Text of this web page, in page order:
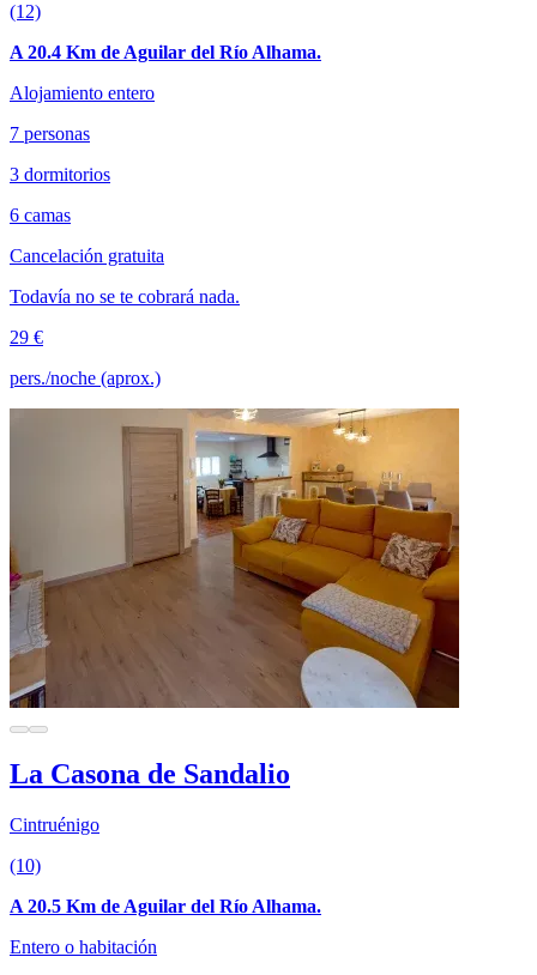
(12)
A 20.4 Km de Aguilar del Río Alhama.
Alojamiento entero
7 personas
3 dormitorios
6 camas
Cancelación gratuita
Todavía no se te cobrará nada.
29 €
pers./noche (aprox.)
La Casona de Sandalio
Cintruénigo
(10)
A 20.5 Km de Aguilar del Río Alhama.
Entero o habitación